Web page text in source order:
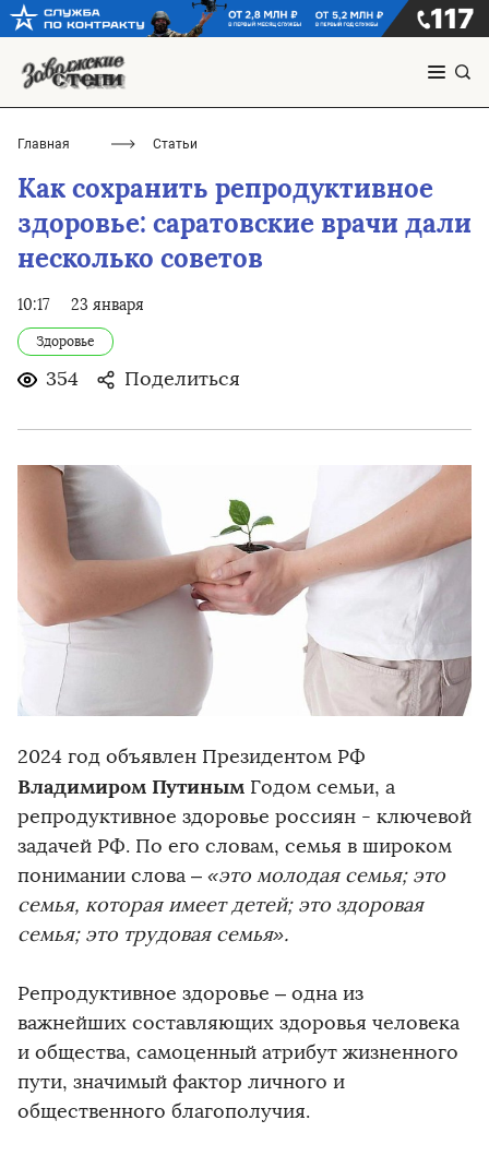
Главная Статьи
Как сохранить репродуктивное
здоровье: саратовские врачи дали
несколько советов
10:17 23 января
Здоровье
354 Поделиться
2024 год объявлен Президентом РФ
Владимиром Путиным Годом семьи, а
репродуктивное здоровье россиян - ключевой
задачей РФ. По его словам, семья в широком
понимании слова – «это молодая семья; это
семья, которая имеет детей; это здоровая
семья; это трудовая семья».
Репродуктивное здоровье – одна из
важнейших составляющих здоровья человека
и общества, самоценный атрибут жизненного
пути, значимый фактор личного и
общественного благополучия.